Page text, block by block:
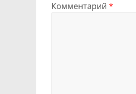
Комментарий *